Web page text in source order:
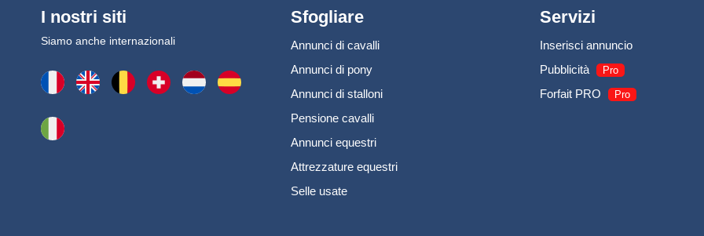
I nostri siti
Siamo anche internazionali
Sfogliare
Annunci di cavalli
Annunci di pony
Annunci di stalloni
Pensione cavalli
Annunci equestri
Attrezzature equestri
Selle usate
Servizi
Inserisci annuncio
Pubblicità
Pro
Forfait PRO Pro